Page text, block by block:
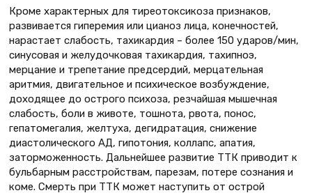
Кроме характерных для тиреотоксикоза признаков,
развивается гиперемия или цианоз лица, конечностей,
нарастает слабость, тахикардия – более 150 ударов/мин,
синусовая и желудочковая тахикардия, тахипноэ,
мерцание и трепетание предсердий, мерцательная
аритмия, двигательное и психическое возбуждение,
доходящее до острого психоза, резчайшая мышечная
слабость, боли в животе, тошнота, рвота, понос,
гепатомегалия, желтуха, дегидратация, снижение
диастолического АД, гипотония, коллапс, апатия,
заторможенность. Дальнейшее развитие ТТК приводит к
бульбарным расстройствам, парезам, потере сознания и
коме. Смерть при ТТК может наступить от острой